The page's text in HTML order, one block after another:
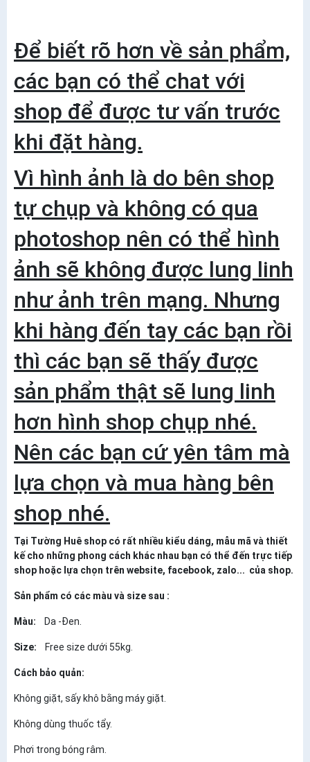
Để biết rõ hơn về sản phẩm,
các bạn có thể chat với
shop để được tư vấn trước
khi đặt hàng.
Vì hình ảnh là do bên shop
tự chụp và không có qua
photoshop nên có thể hình
ảnh sẽ không được lung linh
như ảnh trên mạng. Nhưng
khi hàng đến tay các bạn rồi
thì các bạn sẽ thấy được
sản phẩm thật sẽ lung linh
hơn hình shop chụp nhé.
Nên các bạn cứ yên tâm mà
lựa chọn và mua hàng bên
shop nhé.
Tại Tường Huê shop có rất nhiều kiểu dáng, mẫu mã và thiết
kế cho những phong cách khác nhau bạn có thể đến trực tiếp
shop hoặc lựa chọn trên website, facebook, zalo... của shop.
Sản phẩm có các màu và size sau :
Màu: Da -Đen.
Size: Free size dưới 55kg.
Cách bảo quản:
Không giặt, sấy khô bằng máy giặt.
Không dùng thuốc tẩy.
Phơi trong bóng râm.